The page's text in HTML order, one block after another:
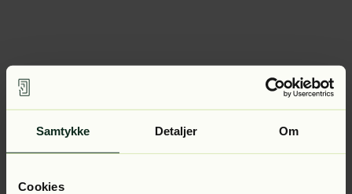
Samtykke Detaljer Om
Cookies